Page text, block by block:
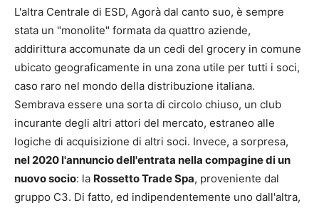
L'altra Centrale di ESD, Agorà dal canto suo, è sempre
stata un "monolite" formata da quattro aziende,
addirittura accomunate da un cedi del grocery in comune
ubicato geograficamente in una zona utile per tutti i soci,
caso raro nel mondo della distribuzione italiana.
Sembrava essere una sorta di circolo chiuso, un club
incurante degli altri attori del mercato, estraneo alle
logiche di acquisizione di altri soci. Invece, a sorpresa,
nel 2020 l'annuncio dell'entrata nella compagine di un
nuovo socio: la Rossetto Trade Spa, proveniente dal
gruppo C3. Di fatto, ed indipendentemente uno dall'altra,